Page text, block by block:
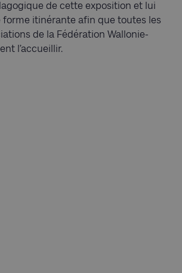
de cette exposition et lui
forme itinérante afin que toutes les
de la Fédération Wallonie-
l’accueillir.